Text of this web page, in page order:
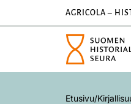
AGRICOLA –
Etusivu/